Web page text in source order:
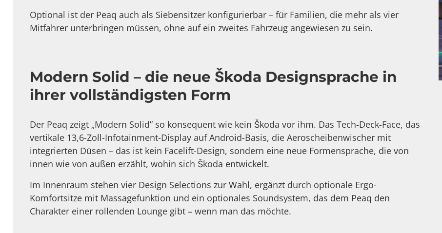
Optional ist der Peaq auch als Siebensitzer konfigurierbar – für Familien, die mehr als vier
Mitfahrer unterbringen müssen, ohne auf ein zweites Fahrzeug angewiesen zu sein.
Modern Solid – die neue Škoda Designsprache in
ihrer vollständigsten Form
Der Peaq zeigt „Modern Solid” so konsequent wie kein Škoda vor ihm. Das Tech-Deck-Face, das
vertikale 13,6-Zoll-Infotainment-Display auf Android-Basis, die Aeroscheibenwischer mit
integrierten Düsen – das ist kein Facelift-Design, sondern eine neue Formensprache, die von
innen wie von außen erzählt, wohin sich Škoda entwickelt.
Im Innenraum stehen vier Design Selections zur Wahl, ergänzt durch optionale Ergo-
Komfortsitze mit Massagefunktion und ein optionales Soundsystem, das dem Peaq den
Charakter einer rollenden Lounge gibt – wenn man das möchte.